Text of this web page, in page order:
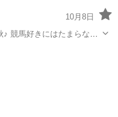
10月8日
競馬好きにはたまらない